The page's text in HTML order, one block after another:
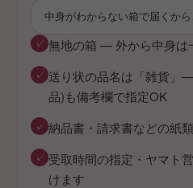
中身がわからない箱で届くか
✓ 無地の箱 — 外から中身は
✓ 送り状の品名は「雑貨」
品)も備考欄で指定OK
✓ 納品書・請求書などの紙
✓ 受取時間の指定・ヤマト
けます